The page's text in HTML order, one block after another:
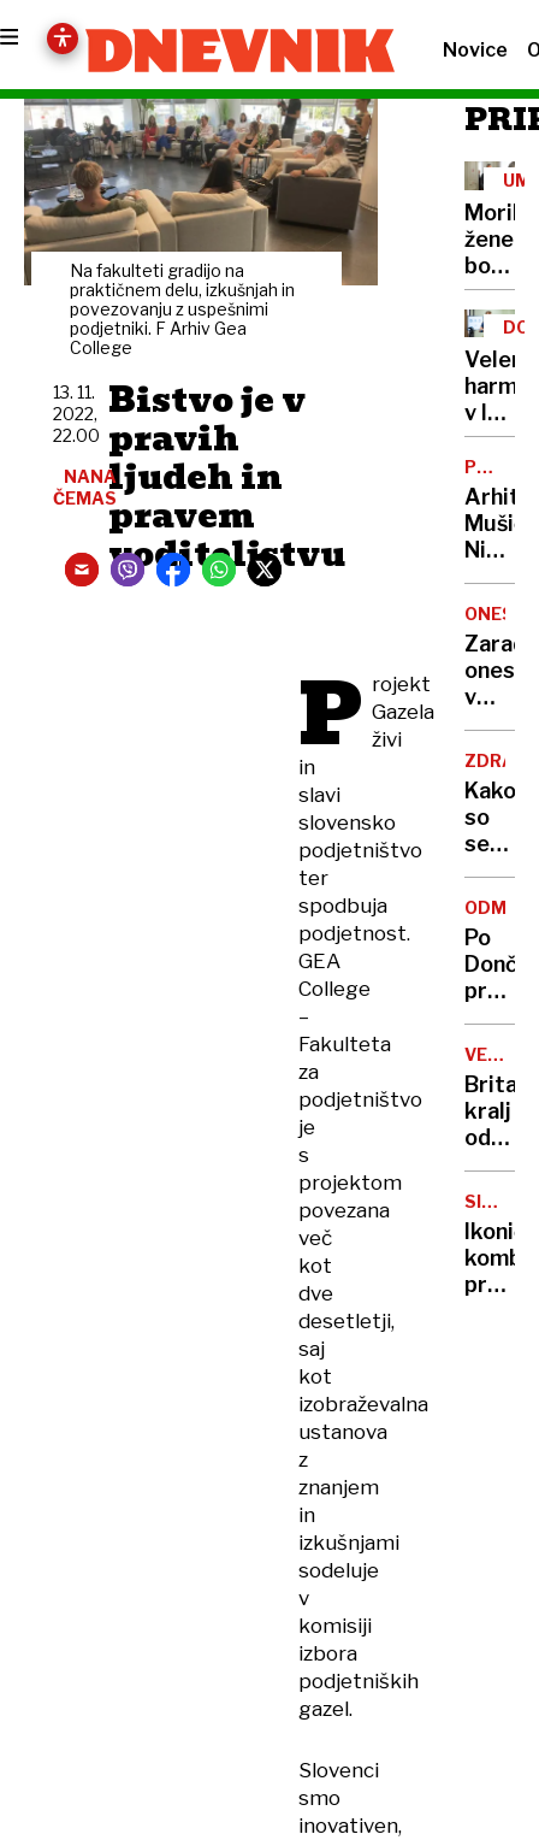
Novice
Na fakulteti gradijo na
praktičnem delu, izkušnjah in
povezovanju z uspešnimi
podjetniki. F Arhiv Gea
College
Bistvo je v
pravih
ljudeh in
pravem
voditeljstvu
13. 11.
2022,
22.00
NANA
ČEMAS
P rojekt
Gazela
živi
in
slavi
slovensko
podjetništvo
ter
spodbuja
podjetnost.
GEA
College
–
Fakulteta
za
podjetništvo
je
s
projektom
povezana
več
kot
dve
desetletji,
saj
kot
izobraževalna
ustanova
z
znanjem
in
izkušnjami
sodeluje
v
komisiji
izbora
podjetniških
gazel.
Slovenci
smo
inovativen,
žene
bo
sedel
21
let
v lov
na
nov
rekord
CENTER
Mušič:
Nikoli
nisem
da je
to v
moji
sploh
Zaradi
v
delu
voda
Kako
so
se
cilji
vlade
Po
Karma
je
psica,
Nico
pa
njen
sin
VELIKA
kralj
zaradi
raka
SIMBOL
kombi